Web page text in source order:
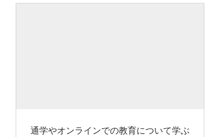
通学やオンラインでの教育について学ぶ